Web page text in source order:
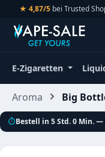
Hauptinhalt
Zur Suche springen
Zur
★ 4,87/5 bei Trusted
E-Zigaretten
Aroma Big
⏱Bestell in 5 Std. 0 Min.